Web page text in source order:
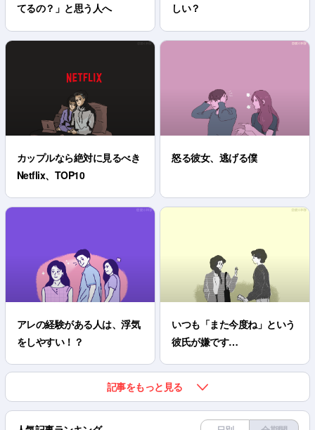
てるの？」と思う人へ
しい？
カップルなら絶対に見るべき
Netflix、TOP10
怒る彼女、逃げる僕
アレの経験がある人は、浮気
をしやすい！？
いつも「また今度ね」という
彼氏が嫌です…
記事をもっと見る